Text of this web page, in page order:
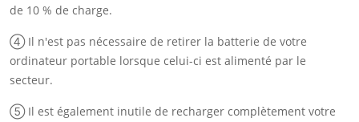
de 10 % de charge.
④ Il n'est pas nécessaire de retirer la batterie de votre
ordinateur portable lorsque celui-ci est alimenté par le
secteur.
⑤ Il est également inutile de recharger complètement votre